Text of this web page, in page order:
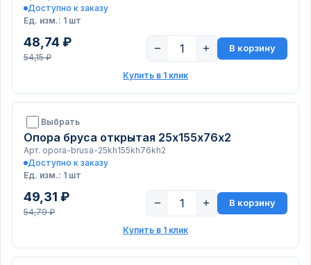
Доступно к заказу
Ед. изм.: 1 шт
48,74 ₽
54,15 ₽
− + В корзину
Купить в 1 клик
Выбрать
Опора бруса открытая 25х155х76х2
Арт. opora-brusa-25kh155kh76kh2
Доступно к заказу
Ед. изм.: 1 шт
49,31 ₽
54,79 ₽
− + В корзину
Купить в 1 клик